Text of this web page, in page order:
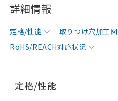
詳細情報
定格/性能 取りつけ穴加工図
RoHS/REACH対応状況
定格/性能